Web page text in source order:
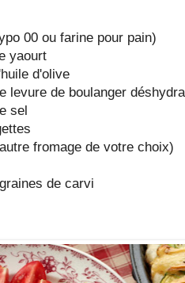
00 ou farine pour pain)
yaourt
d'olive
levure de boulanger
sel
fromage de votre choix)
de carvi